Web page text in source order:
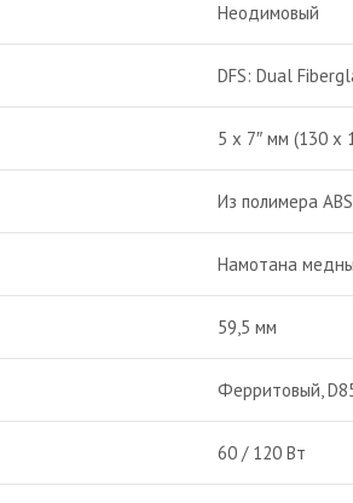
Неодимовый
DFS: Dual
5 х 7″ мм (130 х
Из полимера ABS
Намотана
59,5 мм
Ферритовый,
60 / 120 Вт